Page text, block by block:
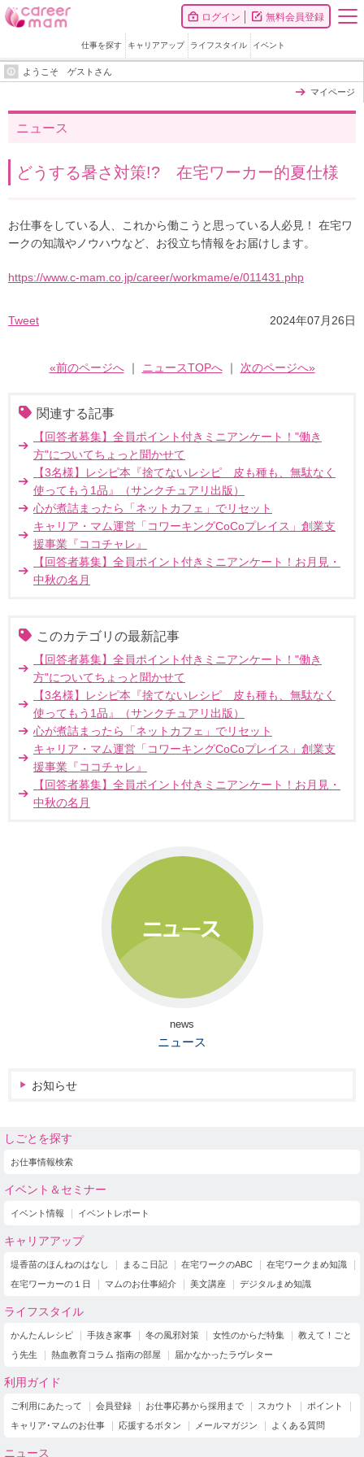
ログイン 無料会員登録
仕事を探す キャリアアップ ライフスタイル イベント
ようこそ ゲストさん
マイページ
ニュース
どうする暑さ対策!? 在宅ワーカー的夏仕様
お仕事をしている人、これから働こうと思っている人必見！ 在宅ワ
ークの知識やノウハウなど、お役立ち情報をお届けします。
https://www.c-mam.co.jp/career/workmame/e/011431.php
Tweet 2024年07月26日
«前のページへ｜ ニュースTOPへ｜ 次のページへ»
関連する記事
【回答者募集】全員ポイント付きミニアンケート！"働き
方"についてちょっと聞かせて
【3名様】レシピ本『捨てないレシピ 皮も種も、無駄なく
使ってもう1品』（サンクチュアリ出版）
心が煮詰まったら「ネットカフェ」でリセット
キャリア・マム運営「コワーキングCoCoプレイス」創業支
援事業『ココチャレ』
【回答者募集】全員ポイント付きミニアンケート！お月見・
中秋の名月
このカテゴリの最新記事
【回答者募集】全員ポイント付きミニアンケート！"働き
方"についてちょっと聞かせて
【3名様】レシピ本『捨てないレシピ 皮も種も、無駄なく
使ってもう1品』（サンクチュアリ出版）
心が煮詰まったら「ネットカフェ」でリセット
キャリア・マム運営「コワーキングCoCoプレイス」創業支
援事業『ココチャレ』
【回答者募集】全員ポイント付きミニアンケート！お月見・
中秋の名月
news
ニュース
お知らせ
しごとを探す
お仕事情報検索
イベント＆セミナー
イベント情報 イベントレポート
キャリアアップ
堤香苗のほんねのはなし まるこ日記 在宅ワークのABC
在宅ワークまめ知識
在宅ワーカーの１日
マムのお仕事紹介 美文講座 デジタルまめ知識
ライフスタイル
かんたんレシピ 手抜き家事 冬の風邪対策 女性のからだ特集
教えて！ごと
う先生
熱血教育コラム 指南の部屋 届かなかったラヴレター
利用ガイド
ご利用にあたって 会員登録 お仕事応募から採用まで スカウト
ポイント
キャリア･マムのお仕事
応援するボタン メールマガジン よくある質問
ニュース